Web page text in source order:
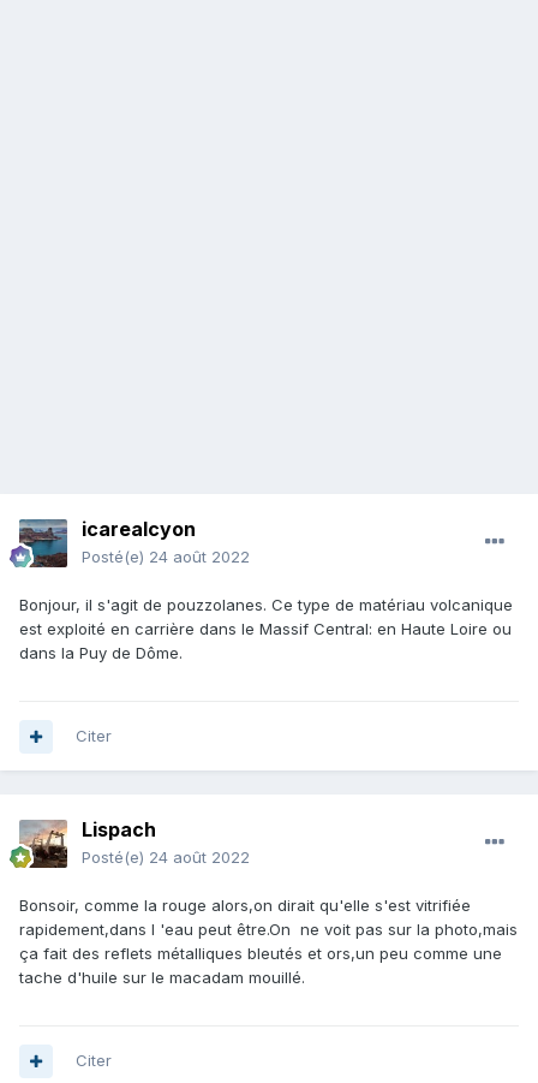
icarealcyon
Posté(e) 24 août 2022
Bonjour, il s'agit de pouzzolanes. Ce type de matériau volcanique
est exploité en carrière dans le Massif Central: en Haute Loire ou
dans la Puy de Dôme.
Citer
Lispach
Posté(e) 24 août 2022
Bonsoir, comme la rouge alors,on dirait qu'elle s'est vitrifiée
rapidement,dans l 'eau peut être.On ne voit pas sur la photo,mais
ça fait des reflets métalliques bleutés et ors,un peu comme une
tache d'huile sur le macadam mouillé.
Citer